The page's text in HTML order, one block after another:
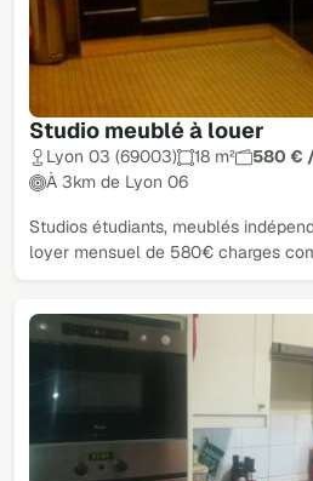
Studio meublé à louer
Lyon 03 (69003) 18 m²
580 €
À 3km de Lyon 06
Studios étudiants, meublés
loyer mensuel de 580€ charges